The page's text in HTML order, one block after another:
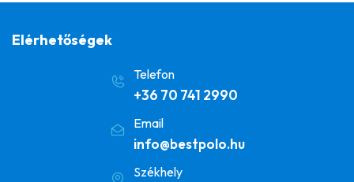
Elérhetőségek
Telefon
+36 70 741 2990
Email
info@bestpolo.hu
Székhely